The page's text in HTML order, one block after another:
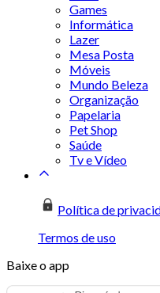
Games
Informática
Lazer
Mesa Posta
Móveis
Mundo Beleza
Organização
Papelaria
Pet Shop
Saúde
Tv e Vídeo
Política de
Termos de uso
Baixe o app